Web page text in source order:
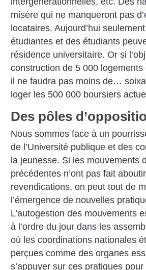
misère qui ne manqueront pas
locataires. Aujourd’hui
étudiantes et des étudiants
résidence universitaire. Or si
construction de 5 000 logements
il ne faudra pas moins de…
loger les 500 000 boursiers
Des pôles
Nous sommes face à un
de l’Université publique et des
la jeunesse. Si les mouvements
précédentes n’ont pas fait
revendications, on peut tout de
l’émergence de nouvelles
L’autogestion des mouvements
à l’ordre du jour dans les
où les coordinations nationales
perçues comme des organes
s’appuyer sur ces pratiques